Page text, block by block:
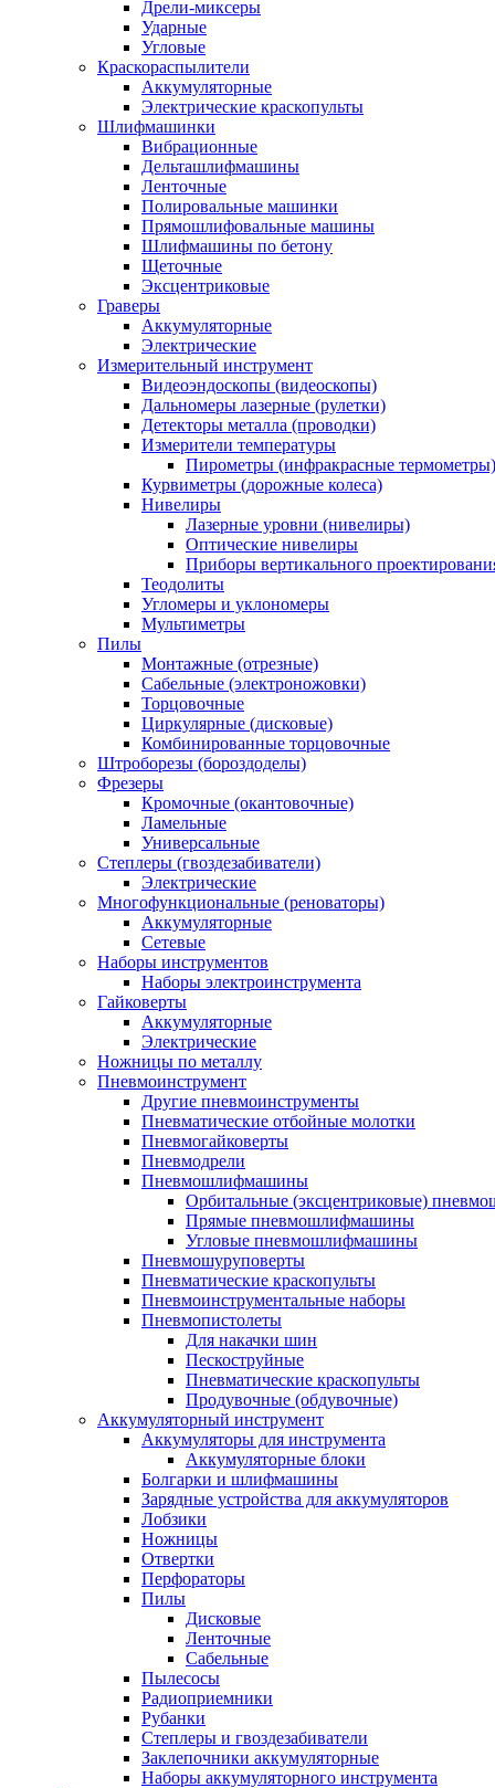
Дрели-миксеры
Ударные
Угловые
Краскораспылители
Аккумуляторные
Электрические краскопульты
Шлифмашинки
Вибрационные
Дельташлифмашины
Ленточные
Полировальные машинки
Прямошлифовальные машины
Шлифмашины по бетону
Щеточные
Эксцентриковые
Граверы
Аккумуляторные
Электрические
Измерительный инструмент
Видеоэндоскопы (видеоскопы)
Дальномеры лазерные (рулетки)
Детекторы металла (проводки)
Измерители температуры
Пирометры (инфракрасные термометры)
Курвиметры (дорожные колеса)
Нивелиры
Лазерные уровни (нивелиры)
Оптические нивелиры
Приборы вертикального
Теодолиты
Угломеры и уклономеры
Мультиметры
Пилы
Монтажные (отрезные)
Сабельные (электроножовки)
Торцовочные
Циркулярные (дисковые)
Комбинированные торцовочные
Штроборезы (бороздоделы)
Фрезеры
Кромочные (окантовочные)
Ламельные
Универсальные
Степлеры (гвоздезабиватели)
Электрические
Многофункциональные (реноваторы)
Аккумуляторные
Сетевые
Наборы инструментов
Наборы электроинструмента
Гайковерты
Аккумуляторные
Электрические
Ножницы по металлу
Пневмоинструмент
Другие пневмоинструменты
Пневматические отбойные молотки
Пневмогайковерты
Пневмодрели
Пневмошлифмашины
Орбитальные (эксцентриковые)
Прямые пневмошлифмашины
Угловые пневмошлифмашины
Пневмошуруповерты
Пневматические краскопульты
Пневмоинструментальные наборы
Пневмопистолеты
Для накачки шин
Пескоструйные
Пневматические краскопульты
Продувочные (обдувочные)
Аккумуляторный инструмент
Аккумуляторы для инструмента
Аккумуляторные блоки
Болгарки и шлифмашины
Зарядные устройства для аккумуляторов
Лобзики
Ножницы
Отвертки
Перфораторы
Пилы
Дисковые
Ленточные
Сабельные
Пылесосы
Радиоприемники
Рубанки
Степлеры и гвоздезабиватели
Заклепочники аккумуляторные
Наборы аккумуляторного инструмента